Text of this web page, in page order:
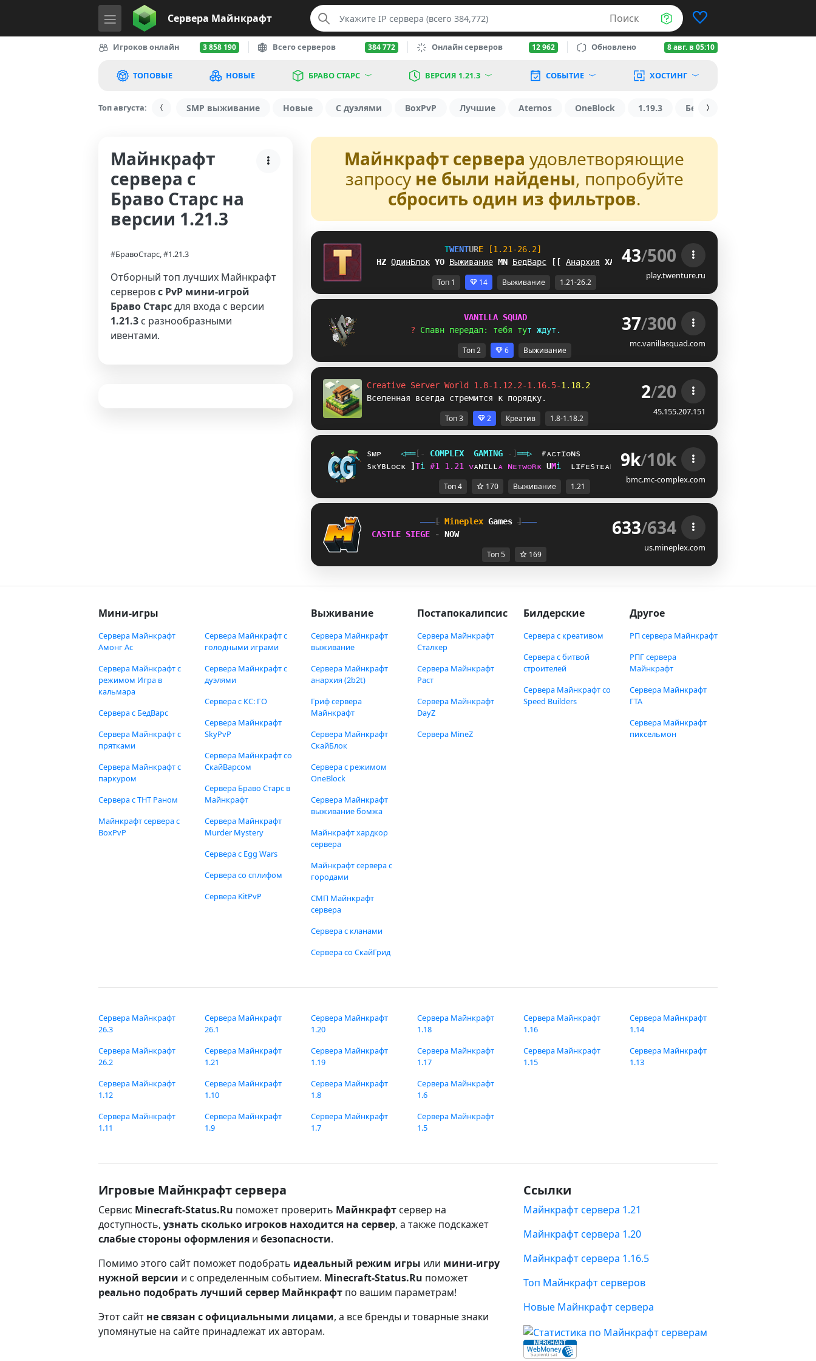
Сервера Майнкрафт Поиск
Игроков онлайн 3 858 190 Всего серверов 384 772 Онлайн серверов 12 962 Обновлено 8 авг. в 05:10
ТОПОВЫЕ НОВЫЕ БРАВО СТАРС ВЕРСИЯ 1.21.3 СОБЫТИЕ ХОСТИНГ
Топ августа: SMP выживание Новые С дуэлями BoxPvP Лучшие Aternos OneBlock 1.19.3 БедВарс
Майнкрафт
сервера с
Браво Старс на
версии 1.21.3
#БравоСтарс, #1.21.3
Отборный топ лучших Майнкрафт
серверовс PvP мини-игрой
Браво Старсдля входа с версии
1.21.3 с разнообразными
ивентами.
Майнкрафт сервера удовлетворяющие
запросу не были найдены, попробуйте
сбросить один из фильтров.
TWENTURE
[1.21-26.2]
EG ОдинБлок XU Выживание PS БедВарс R L Анархия MZ 43/500
play.twenture.ru
Топ 1 14 Выживание 1.21-26.2
VANIL L A SQUAD
? Спавн передал: тебя тут ждут . 37/300
mc.vanillasquad.com
Топ 2 6 Выживание
Creative Server World 1.8-1.12.2-1.16.5-1.18.2
Вселенная всегда стремится к порядку.
2/20
45.155.207.151
Топ 3 2 Креатив 1.8-1.18.2
sᴍᴘ ◁══[‐ COMPL EX GAMING ‐]══▷
ғᴀᴄᴛɪᴏɴs
sᴋʏʙʟᴏᴄᴋ
X Xi #1 1 . 21 ᴠᴀɴɪʟʟᴀ ɴᴇᴛᴡᴏʀᴋ @@i ʟɪғᴇsᴛᴇᴀʟ 9k/10k
bmc.mc-complex.com
Топ 4 170 Выживание 1.21
[ Mineplex Games ]
CASTLE SIEGE
- NOW 633/634
us.mineplex.com
Топ 5 169
Мини-игры
Сервера Майнкрафт
Амонг Ас
Сервера Майнкрафт с
режимом Игра в
кальмара
Сервера с БедВарс
Сервера Майнкрафт с
прятками
Сервера Майнкрафт с
паркуром
Сервера с ТНТ Раном
Майнкрафт сервера с
BoxPvP
Сервера Майнкрафт с
голодными играми
Сервера Майнкрафт с
дуэлями
Сервера с КС: ГО
Сервера Майнкрафт
SkyPvP
Сервера Майнкрафт со
СкайВарсом
Сервера Браво Старс в
Майнкрафт
Сервера Майнкрафт
Murder Mystery
Сервера с Egg Wars
Сервера со сплифом
Сервера KitPvP
Выживание
Сервера Майнкрафт
выживание
Сервера Майнкрафт
анархия (2b2t)
Гриф сервера
Майнкрафт
Сервера Майнкрафт
СкайБлок
Сервера с режимом
OneBlock
Сервера Майнкрафт
выживание бомжа
Майнкрафт хардкор
сервера
Майнкрафт сервера с
городами
СМП Майнкрафт
сервера
Сервера с кланами
Сервера со СкайГрид
Постапокалипсис
Сервера Майнкрафт
Сталкер
Сервера Майнкрафт
Раст
Сервера Майнкрафт
DayZ
Сервера MineZ
Билдерские
Сервера с креативом
Сервера с битвой
строителей
Сервера Майнкрафт со
Speed Builders
Другое
РП сервера Майнкрафт
РПГ сервера
Майнкрафт
Сервера Майнкрафт
ГТА
Сервера Майнкрафт
пиксельмон
Сервера Майнкрафт
26.3
Сервера Майнкрафт
26.2
Сервера Майнкрафт
26.1
Сервера Майнкрафт
1.21
Сервера Майнкрафт
1.20
Сервера Майнкрафт
1.19
Сервера Майнкрафт
1.18
Сервера Майнкрафт
1.17
Сервера Майнкрафт
1.16
Сервера Майнкрафт
1.15
Сервера Майнкрафт
1.14
Сервера Майнкрафт
1.13
Сервера Майнкрафт
1.12
Сервера Майнкрафт
1.11
Сервера Майнкрафт
1.10
Сервера Майнкрафт
1.9
Сервера Майнкрафт
1.8
Сервера Майнкрафт
1.7
Сервера Майнкрафт
1.6
Сервера Майнкрафт
1.5
Игровые Майнкрафт сервера
Сервис Minecraft-Status.Ru поможет проверить Майнкрафт сервер на
доступность, узнать сколько игроков находится на сервер, а также подскажет
слабые стороны оформления и безопасности.
Помимо этого сайт поможет подобрать идеальный режим игры или мини-игру
нужной версии и с определенным событием. Minecraft-Status.Ru поможет
реально подобрать лучший сервер Майнкрафт по вашим параметрам!
Этот сайт не связан с официальными лицами, а все бренды и товарные знаки
упомянутые на сайте принадлежат их авторам.
Ссылки
Майнкрафт сервера 1.21
Майнкрафт сервера 1.20
Майнкрафт сервера 1.16.5
Топ Майнкрафт серверов
Новые Майнкрафт сервера